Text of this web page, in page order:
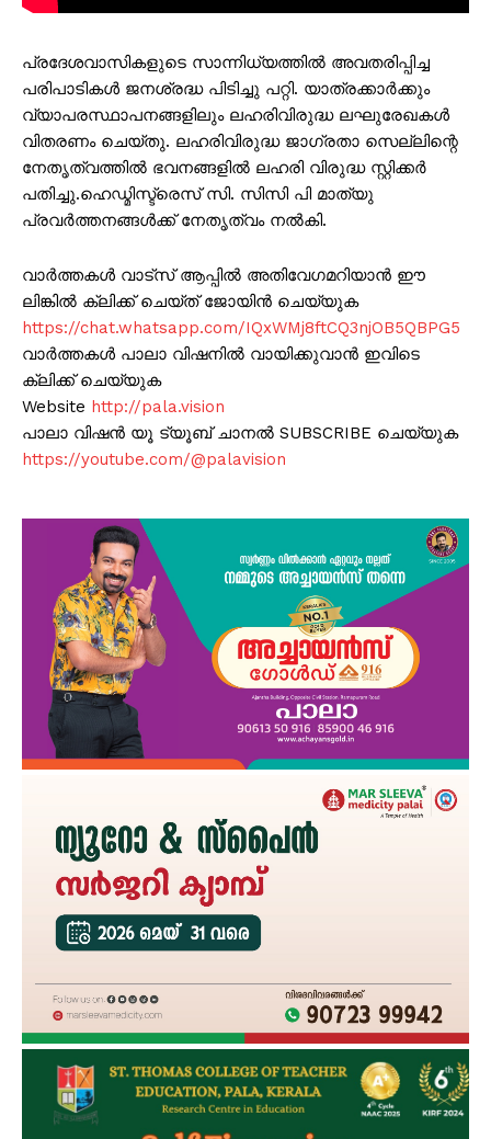
പ്രദേശവാസികളുടെ സാന്നിധ്യത്തിൽ അവതരിപ്പിച്ച
പരിപാടികൾ ജനശ്രദ്ധ പിടിച്ചു പറ്റി. യാത്രക്കാർക്കും
വ്യാപരസ്ഥാപനങ്ങളിലും ലഹരിവിരുദ്ധ ലഘുരേഖകൾ
വിതരണം ചെയ്തു. ലഹരിവിരുദ്ധ ജാഗ്രതാ സെല്ലിന്റെ
നേതൃത്വത്തിൽ ഭവനങ്ങളിൽ ലഹരി വിരുദ്ധ സ്റ്റിക്കർ
പതിച്ചു.ഹെഡ്മിസ്ട്രെസ് സി. സിസി പി മാത്യു
പ്രവർത്തനങ്ങൾക്ക് നേതൃത്വം നൽകി.
വാർത്തകൾ വാട്സ് ആപ്പിൽ അതിവേഗമറിയാൻ ഈ
ലിങ്കിൽ ക്ലിക്ക് ചെയ്ത് ജോയിൻ ചെയ്യുക
https://chat.whatsapp.com/IQxWMj8ftCQ3njOB5QBPG5
വാർത്തകൾ പാലാ വിഷനിൽ വായിക്കുവാൻ ഇവിടെ
ക്ലിക്ക് ചെയ്യുക
Website http://pala.vision
പാലാ വിഷൻ യൂ ട്യൂബ് ചാനൽ SUBSCRIBE ചെയ്യുക
https://youtube.com/@palavision